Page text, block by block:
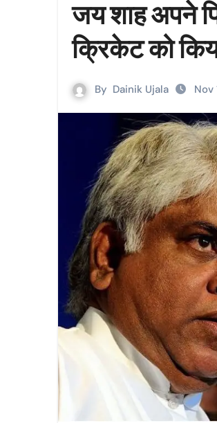
जय शाह अपने
क्रिकेट को
By Dainik Ujala Nov